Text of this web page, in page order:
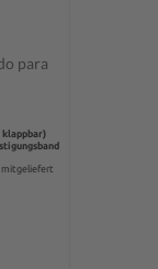
para
mitgeliefert